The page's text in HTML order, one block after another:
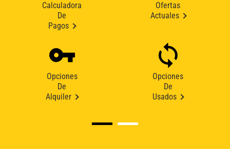
Calculadora
De
Pagos
Ofertas
Actuales
Opciones
De
Alquiler
Opciones
De
Usados